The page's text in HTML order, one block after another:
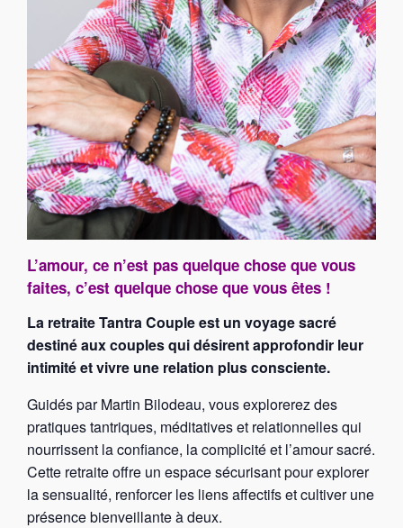
L’amour, ce n’est pas quelque chose que vous
faites, c’est quelque chose que vous êtes !
La retraite Tantra Couple est un voyage sacré
destiné aux couples qui désirent approfondir leur
intimité et vivre une relation plus consciente.
Guidés par Martin Bilodeau, vous explorerez des
pratiques tantriques, méditatives et relationnelles qui
nourrissent la confiance, la complicité et l’amour sacré.
Cette retraite offre un espace sécurisant pour explorer
la sensualité, renforcer les liens affectifs et cultiver une
présence bienveillante à deux.